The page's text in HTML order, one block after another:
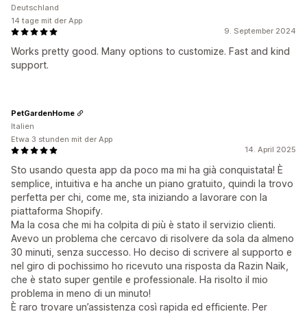
9. September 2024
Works pretty good. Many options to customize. Fast and kind
support.
Deutschland
14 tage mit der App
14. April 2025
Sto usando questa app da poco ma mi ha già conquistata! È
semplice, intuitiva e ha anche un piano gratuito, quindi la trovo
perfetta per chi, come me, sta iniziando a lavorare con la
piattaforma Shopify.
Ma la cosa che mi ha colpita di più è stato il servizio clienti.
Avevo un problema che cercavo di risolvere da sola da almeno
30 minuti, senza successo. Ho deciso di scrivere al supporto e
nel giro di pochissimo ho ricevuto una risposta da Razin Naik,
che è stato super gentile e professionale. Ha risolto il mio
problema in meno di un minuto!
È raro trovare un’assistenza così rapida ed efficiente. Per
PetGardenHome
Italien
Etwa 3 stunden mit der App